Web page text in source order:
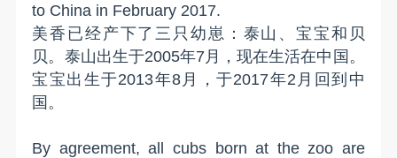
to China in February 2017.
美香已经产下了三只幼崽：泰山、宝宝和贝
贝。泰山出生于2005年7月，现在生活在中国。
宝宝出生于2013年8月，于2017年2月回到中
国。
By agreement, all cubs born at the zoo are